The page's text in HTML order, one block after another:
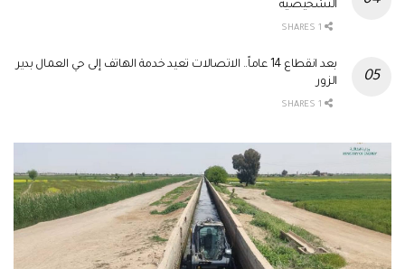
التشخيصية
بعد انقطاع 14 عاماً.. الاتصالات تعيد خدمة الهاتف إلى حي العمال بدير
الزور